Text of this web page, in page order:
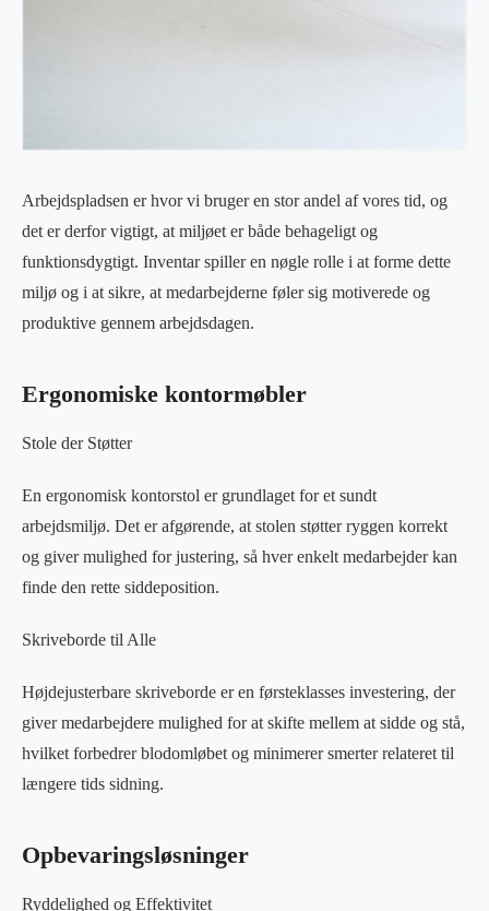
Arbejdspladsen er hvor vi bruger en stor andel af vores tid, og
det er derfor vigtigt, at miljøet er både behageligt og
funktionsdygtigt. Inventar spiller en nøgle rolle i at forme dette
miljø og i at sikre, at medarbejderne føler sig motiverede og
produktive gennem arbejdsdagen.
Ergonomiske kontormøbler
Stole der Støtter
En ergonomisk kontorstol er grundlaget for et sundt
arbejdsmiljø. Det er afgørende, at stolen støtter ryggen korrekt
og giver mulighed for justering, så hver enkelt medarbejder kan
finde den rette siddeposition.
Skriveborde til Alle
Højdejusterbare skriveborde er en førsteklasses investering, der
giver medarbejdere mulighed for at skifte mellem at sidde og stå,
hvilket forbedrer blodomløbet og minimerer smerter relateret til
længere tids sidning.
Opbevaringsløsninger
Ryddelighed og Effektivitet